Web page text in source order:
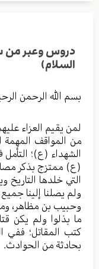
دروس وعبر من
السلام)
بسم الله الرحمن
لمن يقيم العزاء
من المواقف المهمة
الشهداء (ع)؛
(ع) ممتزج بذكر
التي خلدها التاريخ
ولم يصلنا إلينا
وحبيب بن مظاهر،
ما بذلوا ولم يكن
كتب المقاتل؛ ففي
بحادثة من الحوادث.